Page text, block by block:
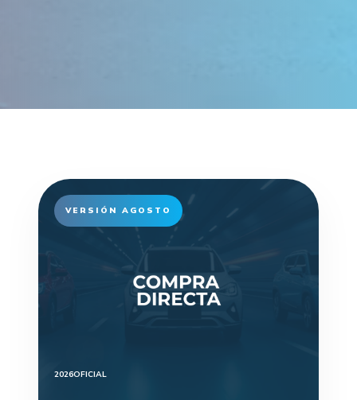
VERSIÓN AGOSTO
2026OFICIAL